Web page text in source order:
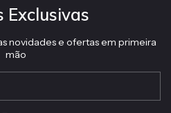
Exclusivas
novidades e ofertas em primeira
mão